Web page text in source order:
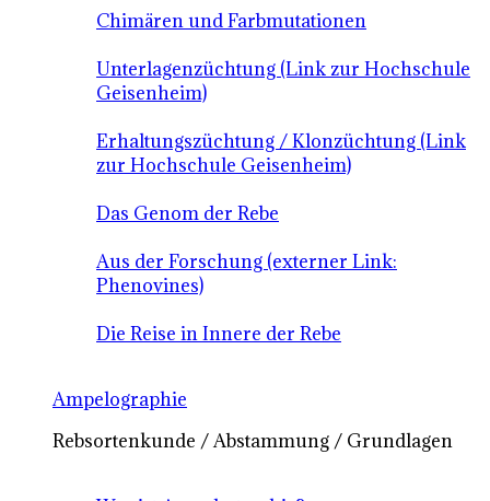
Chimären und Farbmutationen
Unterlagenzüchtung (Link zur Hochschule
Geisenheim)
Erhaltungszüchtung / Klonzüchtung (Link
zur Hochschule Geisenheim)
Das Genom der Rebe
Aus der Forschung (externer Link:
Phenovines)
Die Reise in Innere der Rebe
Ampelographie
Rebsortenkunde / Abstammung / Grundlagen